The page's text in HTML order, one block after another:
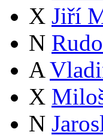
X Jiří
N
A
X
N